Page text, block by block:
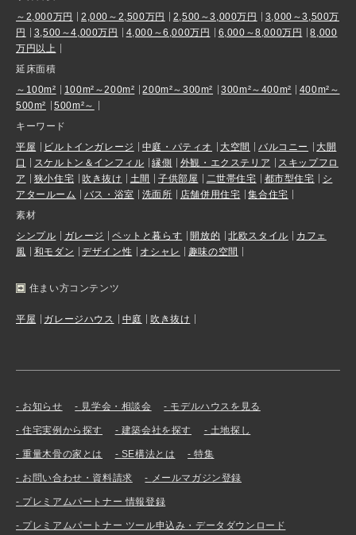
～2,000万円
2,000～2,500万円 2,500～3,000万円
3,000～3,500万
円
3,500～4,000万円 4,000～6,000万円 6,000～8,000万円
8,000
万円以上
延床面積
～100m²
100m²～200m² 200m²～300m² 300m²～400m²
400m²～
500m²
500m²～
キーワード
平屋
ビルトインガレージ 中庭・パティオ 大空間 バルコニー
大開
口
スケルトン＆インフィル 縁側 外観・エクステリア
スキップフロ
ア
狭小住宅 吹き抜け 土間 子供部屋 二世帯住宅 都市型住宅
シ
アタールーム
バス・浴室 洗面所 店舗併用住宅
集合住宅
素材
シンプル
ガレージ ペットと暮らす 開放的 北欧スタイル
カフェ
風
和モダン デザイン性 オシャレ 趣味の空間
住まい方コンテンツ
平屋 ガレージハウス 中庭 吹き抜け
お知らせ 見学会・相談会 モデルハウスを見る
住宅実例から探す 建築会社を探す 土地探し
重量木骨の家とは SE構法とは 特集
お問い合わせ・資料請求 メールマガジン登録
プレミアムパートナー 情報登録
プレミアムパートナー ツール申込み・データダウンロード